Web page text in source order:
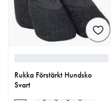
Rukka Förstärkt Hundsko
Svart